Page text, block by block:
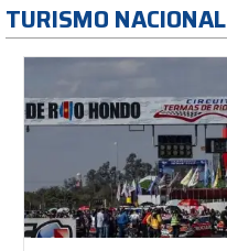
TURISMO NACIONAL